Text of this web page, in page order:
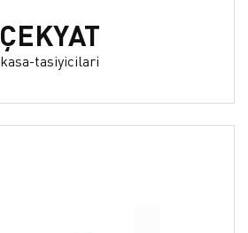
ÇEKYAT
kasa-tasiyicilari